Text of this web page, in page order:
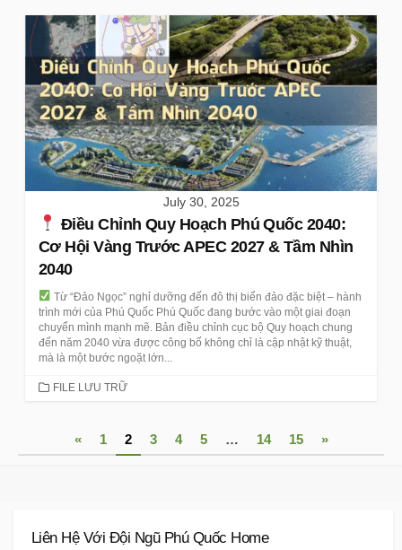
July 30, 2025
Điều Chỉnh Quy Hoạch Phú Quốc 2040:
Cơ Hội Vàng Trước APEC 2027 & Tầm Nhìn
2040
Từ “Đảo Ngọc” nghỉ dưỡng đến đô thị biển đảo đặc biệt – hành
trình mới của Phú Quốc Phú Quốc đang bước vào một giai đoạn
chuyển mình mạnh mẽ. Bản điều chỉnh cục bộ Quy hoạch chung
đến năm 2040 vừa được công bố không chỉ là cập nhật kỹ thuật,
mà là một bước ngoặt lớn...
CATEGORIES
FILE LƯU TRỮ
« 1 2 3 4 5 … 14 15 »
Liên Hệ Với Đội Ngũ Phú Quốc Home